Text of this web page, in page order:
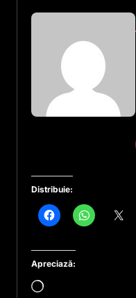
Distribuie:
Apreciază:
Încarc...